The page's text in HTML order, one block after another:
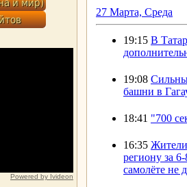
Powered by Ivideon
27 Марта, Среда
19:15 В
19:08
башни в
18:41 "700
16:35
региону за
самолёте не